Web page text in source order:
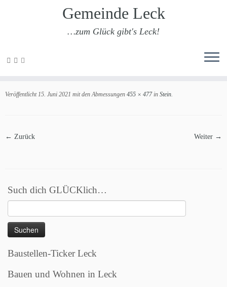
Zum
Gemeinde Leck
…zum Glück gibt's Leck!
Veröffentlicht 15. Juni 2021 mit den Abmessungen 455 × 477in Stein.
← Zurück Weiter →
Such dich GLÜCKlich…
nach:
Baustellen-Ticker Leck
Bauen und Wohnen in Leck